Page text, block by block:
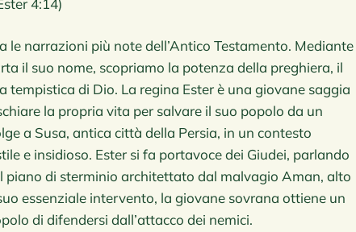
4:14)
le narrazioni più note dell’Antico Testamento. Mediante
il suo nome, scopriamo la potenza della preghiera, il
tempistica di Dio. La regina Ester è una giovane saggia
la propria vita per salvare il suo popolo da un
a Susa, antica città della Persia, in un contesto
e insidioso. Ester si fa portavoce dei Giudei, parlando
piano di sterminio architettato dal malvagio Aman, alto
essenziale intervento, la giovane sovrana ottiene un
di difendersi dall’attacco dei nemici.